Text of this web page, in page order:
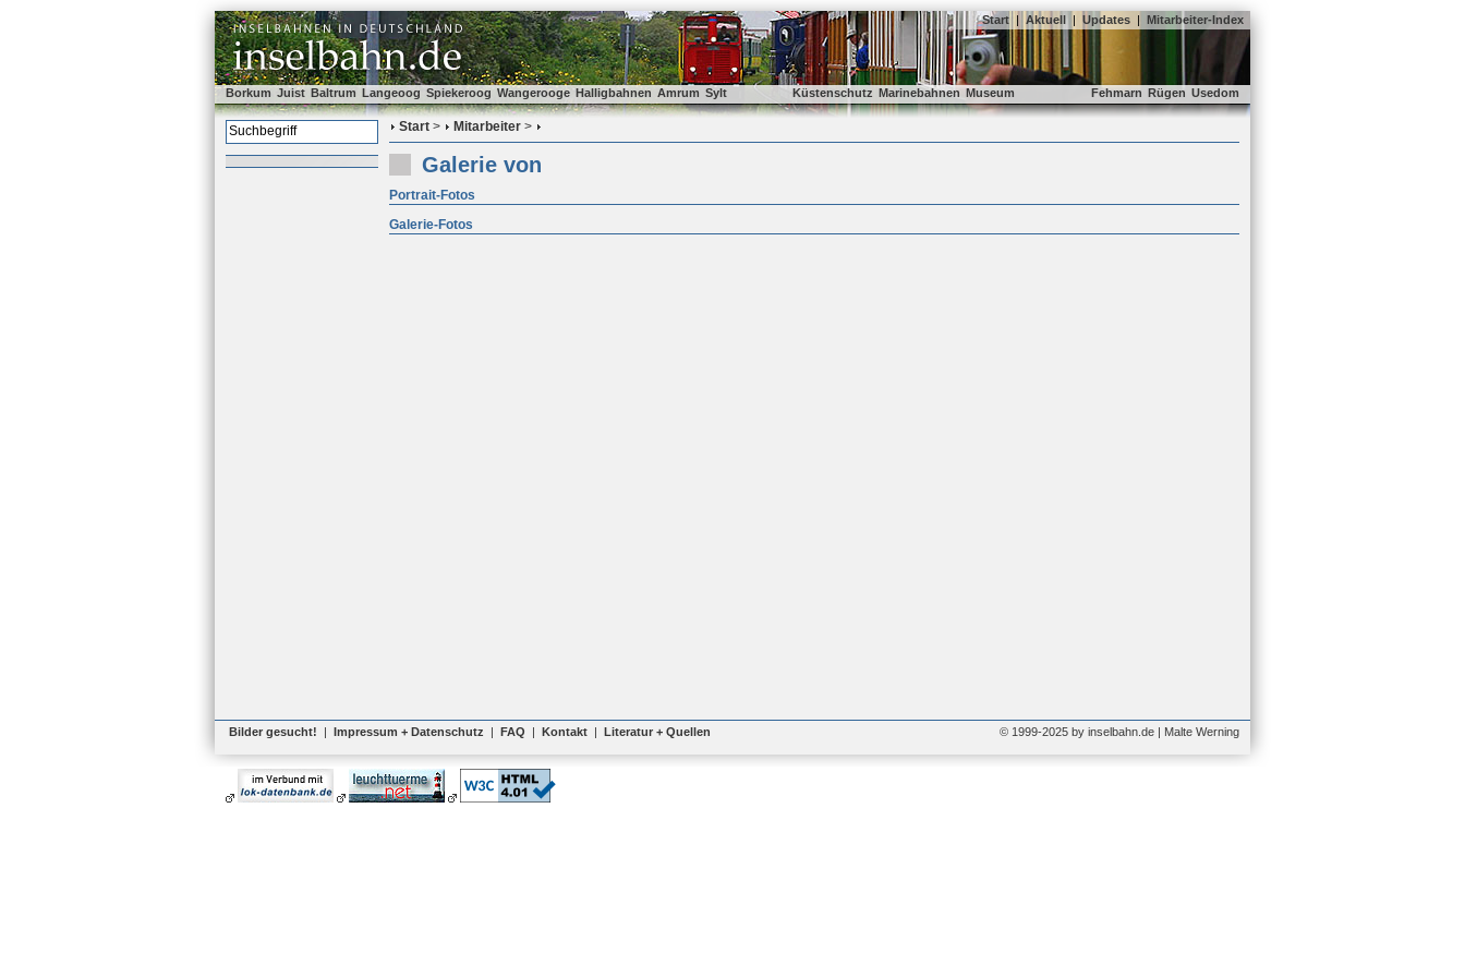
Start | Aktuell | Updates | Mitarbeiter-Index
Borkum Juist Baltrum Langeoog Spiekeroog Wangerooge Halligbahnen Amrum Sylt Küstenschutz Marinebahnen Museum Fehmarn Rügen Usedom
Start > Mitarbeiter >
Galerie von
Portrait-Fotos
Galerie-Fotos
Bilder gesucht! | Impressum + Datenschutz | FAQ | Kontakt | Literatur + Quellen © 1999-2025 by inselbahn.de | Malte Werning